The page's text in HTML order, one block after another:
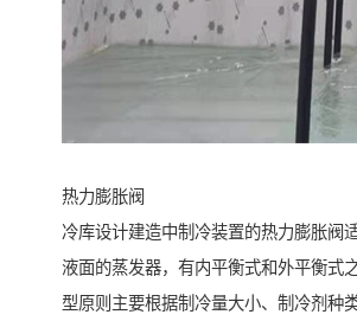
热力膨胀阀
冷库设计建造中制冷装置的热力膨胀阀
液面的蒸发器，有内平衡式和外平衡式
型原则主要根据制冷量大小、制冷剂种